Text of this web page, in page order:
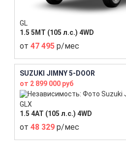
GL
1.5 5MT (105 л.с.) 4WD
от 47 495 р/мес
SUZUKI JIMNY 5-DOOR
от 2 899 000 руб
GLX
1.5 4AT (105 л.с.) 4WD
от 48 329 р/мес